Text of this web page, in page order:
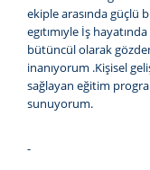
ekiple arasında güçlü
egıtımıyle İş
bütüncül olarak
inanıyorum .Kişisel
sağlayan eğitim
sunuyorum.
-